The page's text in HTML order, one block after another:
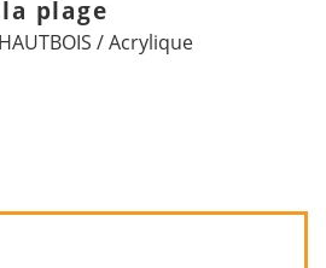
la plage
/ Acrylique